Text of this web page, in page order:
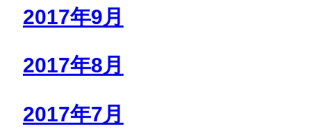
2017年9月
2017年8月
2017年7月